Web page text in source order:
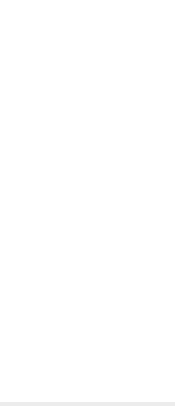
उत्तराखंड के
उत्तराखंड के